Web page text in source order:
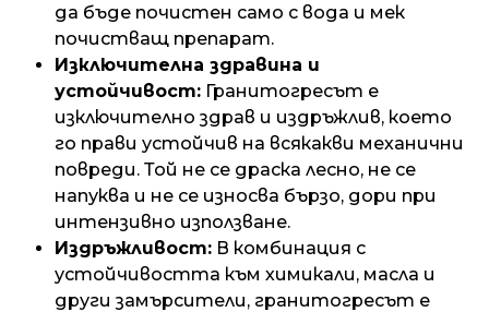
да бъде почистен само с вода и мек
почистващ препарат.
Изключителна здравина и
устойчивост: Гранитогресът е
изключително здрав и издръжлив, което
го прави устойчив на всякакви механични
повреди. Той не се драска лесно, не се
напуква и не се износва бързо, дори при
интензивно използване.
Издръжливост: В комбинация с
устойчивостта към химикали, масла и
други замърсители, гранитогресът е